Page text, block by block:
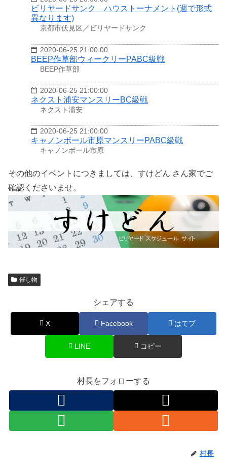
ビリヤードサンク ハウストーナメント(週で形式
異なります)
京都市伏見区／ビリヤードサンク
2020-06-25 21:00:00
BEEP作草部ウィークリーPABC級戦
BEEP作草部
2020-06-25 21:00:00
ネクスト浦安マンスリーBC級戦
ネクスト浦安
2020-06-25 21:00:00
キャノンボール市原マンスリーPABC級戦
キャノンボール市原
その他のイベントにつきましては、すけどん さん家でご
確認くださいませ。
催し物
シェアする
X Facebook はてブ
LINE コピー
村長をフォローする
村長